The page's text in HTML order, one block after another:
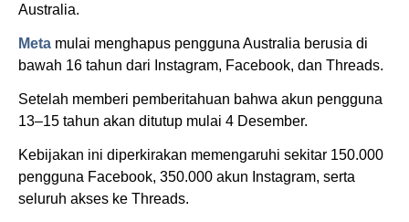
Australia.
Meta mulai menghapus pengguna Australia berusia di
bawah 16 tahun dari Instagram, Facebook, dan Threads.
Setelah memberi pemberitahuan bahwa akun pengguna
13–15 tahun akan ditutup mulai 4 Desember.
Kebijakan ini diperkirakan memengaruhi sekitar 150.000
pengguna Facebook, 350.000 akun Instagram, serta
seluruh akses ke Threads.